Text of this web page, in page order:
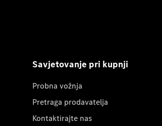
Savjetovanje pri kupnji
Probna vožnja
Pretraga prodavatelja
Kontaktirajte nas